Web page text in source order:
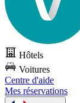
Hôtels
Voitures
Centre d'aide
Mes réservations